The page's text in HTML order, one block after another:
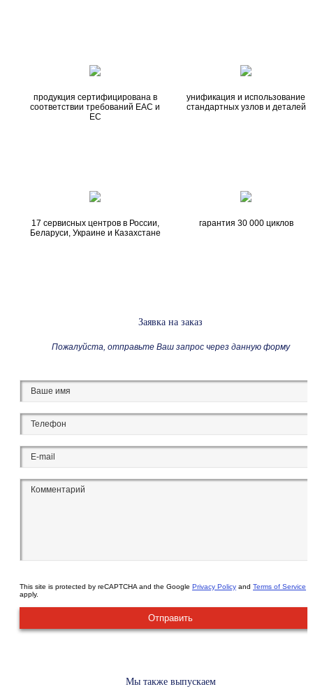
продукция сертифицирована в
соответствии требований EAC и
EC
унификация и использование
стандартных узлов и деталей
17 сервисных центров в России,
Беларуси, Украине и Казахстане
гарантия 30 000 циклов
Заявка на заказ
Пожалуйста, отправьте Ваш запрос через данную форму
This site is protected by reCAPTCHA and the Google Privacy Policy and Terms of Service
apply.
Мы также выпускаем